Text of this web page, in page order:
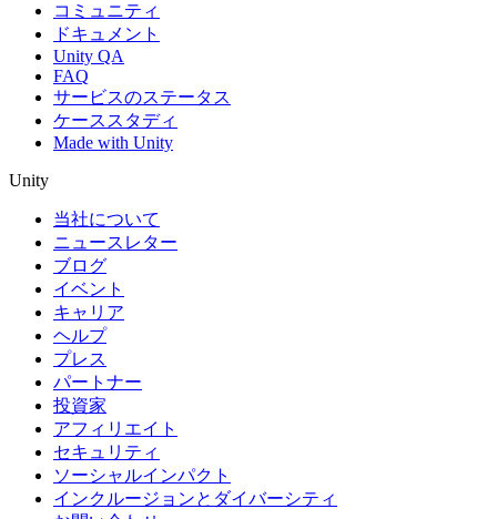
コミュニティ
ドキュメント
Unity QA
FAQ
サービスのステータス
ケーススタディ
Made with Unity
Unity
当社について
ニュースレター
ブログ
イベント
キャリア
ヘルプ
プレス
パートナー
投資家
アフィリエイト
セキュリティ
ソーシャルインパクト
インクルージョンとダイバーシティ